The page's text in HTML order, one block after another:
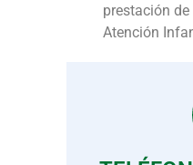
prestación
Atención